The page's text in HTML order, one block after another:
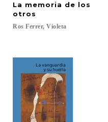
La memoria de los
otros
Ros Ferrer, Violeta